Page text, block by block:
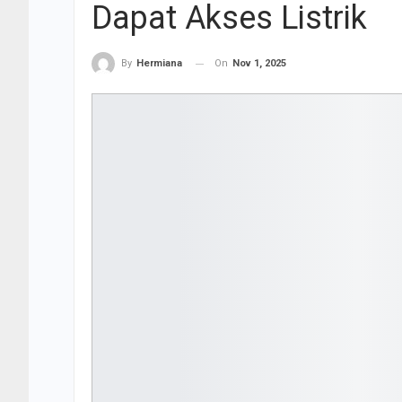
Dapat Akses Listrik
By Hermiana On Nov 1, 2025